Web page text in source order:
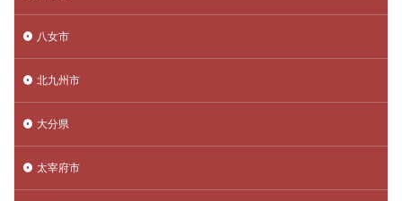
八女市
北九州市
大分県
太宰府市